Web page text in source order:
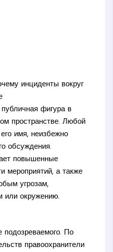
инциденты вокруг
фигура в
пространстве. Любой
имя, неизбежно
обсуждения.
повышенные
мероприятий, а также
угрозам,
или окружению.
подозреваемого. По
правоохранители